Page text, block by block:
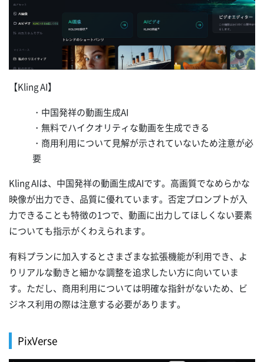
【Kling AI】
・中国発祥の動画生成AI
・無料でハイクオリティな動画を生成できる
・商用利用について見解が示されていないため注意が必
要
Kling AIは、中国発祥の動画生成AIです。高画質でなめらかな
映像が出力でき、品質に優れています。否定プロンプトが入
力できることも特徴の1つで、動画に出力してほしくない要素
についても指示がくわえられます。
有料プランに加入するとさまざまな拡張機能が利用でき、よ
りリアルな動きと細かな調整を追求したい方に向いていま
す。ただし、商用利用については明確な指針がないため、ビ
ジネス利用の際は注意する必要があります。
PixVerse